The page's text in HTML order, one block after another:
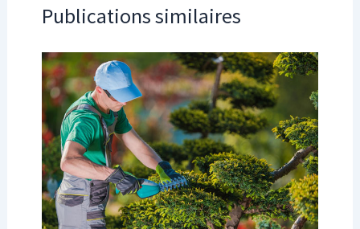
Publications similaires